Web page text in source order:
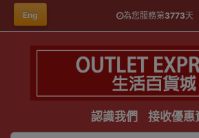
Eng 為您服務第3773天
認識我們 接收優惠